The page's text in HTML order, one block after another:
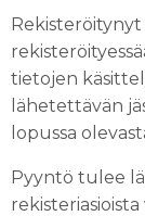
Rekisteröitynyt
tietojen
lähetettävän
lopussa
Pyyntö tulee